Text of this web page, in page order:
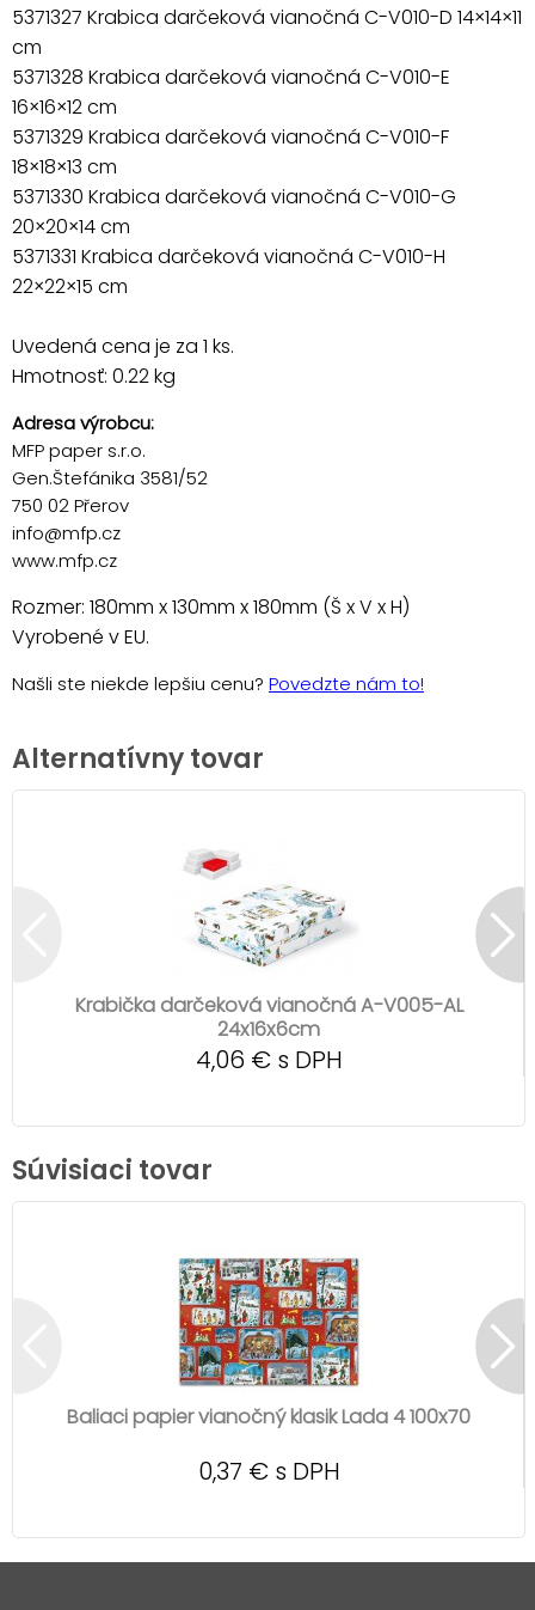
5371327 Krabica darčeková vianočná C-V010-D 14×14×11
cm
5371328 Krabica darčeková vianočná C-V010-E
16×16×12 cm
5371329 Krabica darčeková vianočná C-V010-F
18×18×13 cm
5371330 Krabica darčeková vianočná C-V010-G
20×20×14 cm
5371331 Krabica darčeková vianočná C-V010-H
22×22×15 cm
Uvedená cena je za 1 ks.
Hmotnosť: 0.22 kg
Adresa výrobcu:
MFP paper s.r.o.
Gen.Štefánika 3581/52
750 02 Přerov
info@mfp.cz
www.mfp.cz
Rozmer: 180mm x 130mm x 180mm (Š x V x H)
Vyrobené v EU.
Našli ste niekde lepšiu cenu? Povedzte nám to!
Alternatívny tovar
Krabička darčeková vianočná A-V005-AL
24x16x6cm
4,06 € s DPH
Súvisiaci tovar
Baliaci papier vianočný klasik Lada 4 100x70
0,37 € s DPH